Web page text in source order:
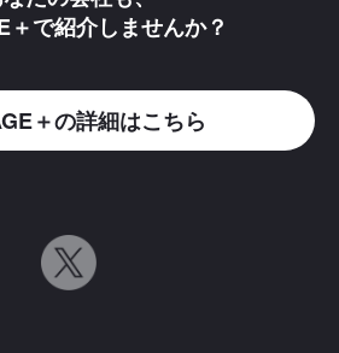
＋で紹介しませんか？
＋の詳細はこちら